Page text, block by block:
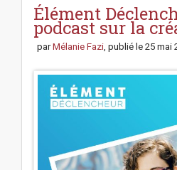
s
t
n
a
v
Élément
podcast sur la
parMélanie Fazi, publié le 25 mai